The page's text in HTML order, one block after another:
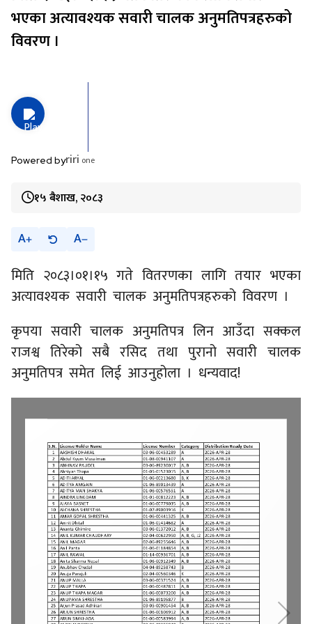
भएका अत्यावश्यक सवारी चालक अनुमतिपत्रहरुको
विवरण ।
Powered byriri one
१५ बैशाख, २०८३
A A
मिति २०८३।०१।१५ गते वितरणका लागि तयार भएका
अत्यावश्यक सवारी चालक अनुमतिपत्रहरुको विवरण ।
कृपया सवारी चालक अनुमतिपत्र लिन आउँदा सक्कल
राजश्व तिरेको सबै रसिद तथा पुरानो सवारी चालक
अनुमतिपत्र समेत लिई आउनुहोला । धन्यवाद!